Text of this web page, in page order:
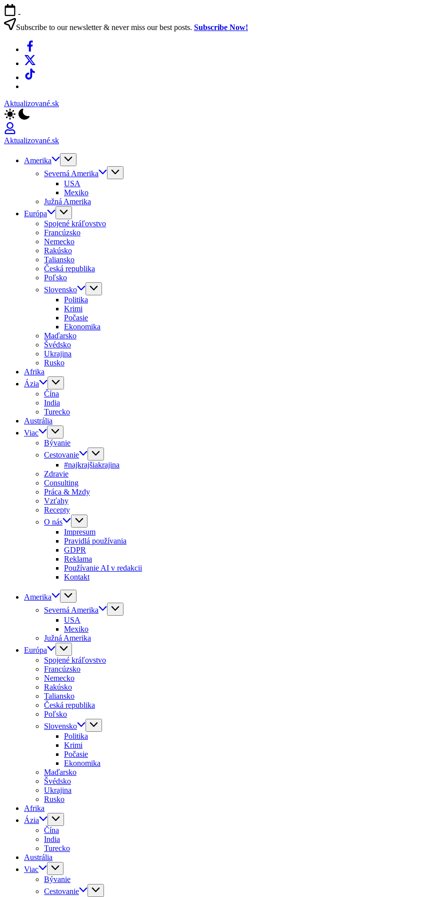
Skip
to
content
-
Subscribe to our newsletter & never miss our best posts. Subscribe Now!
Facebook
X
TikTok
Aktualizované.sk
Aktualizované.sk
Amerika
Severná Amerika
USA
Mexiko
Južná Amerika
Európa
Spojené kráľovstvo
Francúzsko
Nemecko
Rakúsko
Taliansko
Česká republika
Poľsko
Slovensko
Politika
Krimi
Počasie
Ekonomika
Maďarsko
Švédsko
Ukrajina
Rusko
Afrika
Ázia
Čína
India
Turecko
Austrália
Viac
Bývanie
Cestovanie
#najkrajšiakrajina
Zdravie
Consulting
Práca & Mzdy
Vzťahy
Recepty
O nás
Impresum
Pravidlá používania
GDPR
Reklama
Používanie AI v redakcii
Kontakt
Amerika
Severná Amerika
USA
Mexiko
Južná Amerika
Európa
Spojené kráľovstvo
Francúzsko
Nemecko
Rakúsko
Taliansko
Česká republika
Poľsko
Slovensko
Politika
Krimi
Počasie
Ekonomika
Maďarsko
Švédsko
Ukrajina
Rusko
Afrika
Ázia
Čína
India
Turecko
Austrália
Viac
Bývanie
Cestovanie